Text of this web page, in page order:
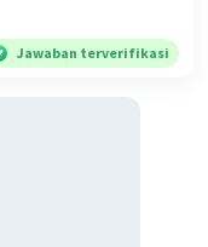
Jawaban terverifikasi